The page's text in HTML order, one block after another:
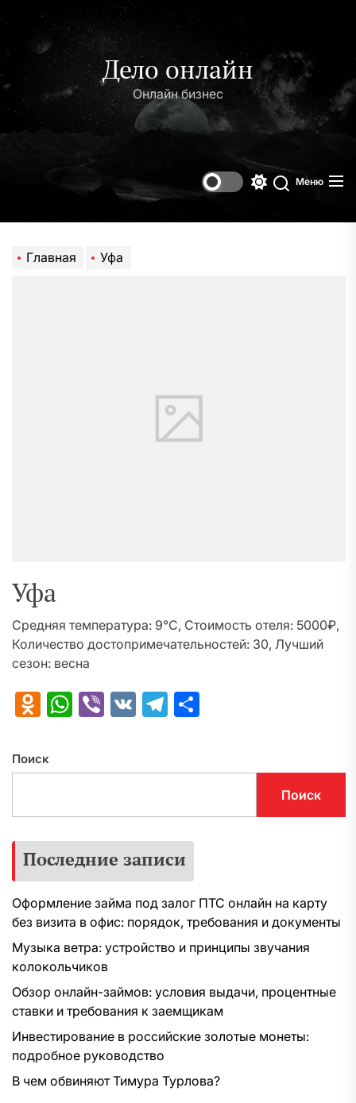
содержимому
Дело онлайн
Онлайн бизнес
Поиск
Меню
Главная Уфа
Уфа
Средняя температура: 9°C, Стоимость отеля: 5000₽,
Количество достопримечательностей: 30, Лучший
сезон: весна
Odnoklassniki
WhatsApp
Viber
VK Telegram
Поиск
Поиск
Последние записи
Оформление займа под залог ПТС онлайн на карту
без визита в офис: порядок, требования и документы
Музыка ветра: устройство и принципы звучания
колокольчиков
Обзор онлайн-займов: условия выдачи, процентные
ставки и требования к заемщикам
Инвестирование в российские золотые монеты:
подробное руководство
В чем обвиняют Тимура Турлова?